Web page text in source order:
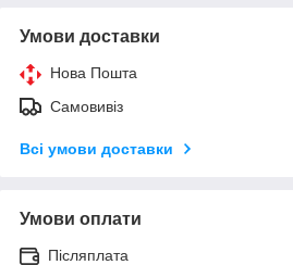
Умови доставки
Нова Пошта
Самовивіз
Всі умови доставки
Умови оплати
Післяплата